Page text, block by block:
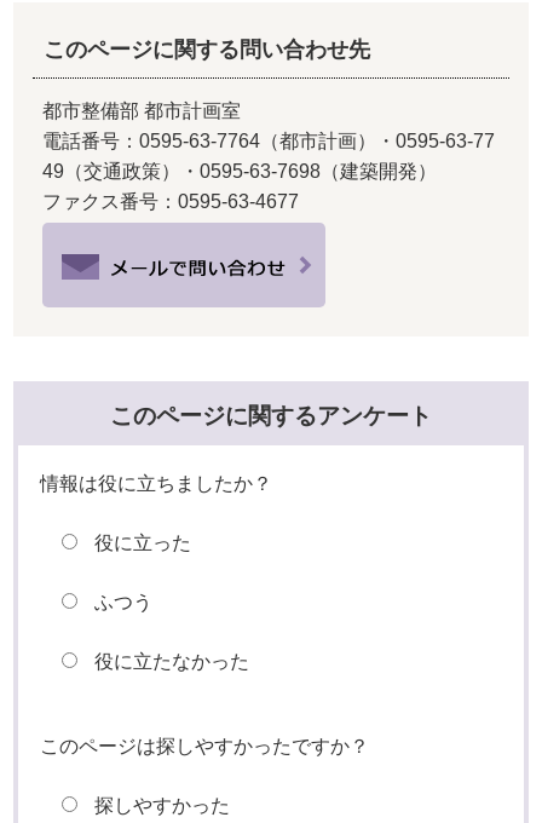
このページに関する問い合わせ先
都市整備部 都市計画室
電話番号：0595-63-7764（都市計画）・0595-63-77
49（交通政策）・0595-63-7698（建築開発）
ファクス番号：0595-63-4677
このページに関するアンケート
情報は役に立ちましたか？
役に立った
ふつう
役に立たなかった
このページは探しやすかったですか？
探しやすかった